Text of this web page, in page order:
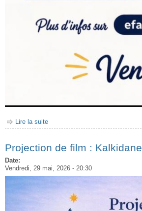
Lire la suite
Projection de film : Kalkidane
Date:
Vendredi, 29 mai, 2026 - 20:30